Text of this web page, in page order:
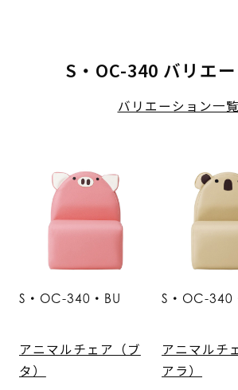
S・OC-340 バリエ
バリエーション一覧
S・OC-340・BU
アニマルチェア（ブ
タ）
S・OC-340
アニマルチ
アラ）